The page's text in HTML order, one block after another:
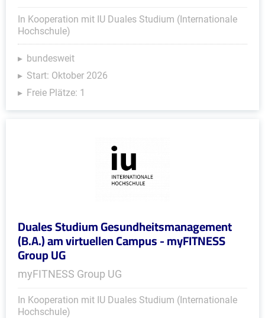
In Kooperation mit IU Duales Studium (Internationale
Hochschule)
bundesweit
Start: Oktober 2026
Freie Plätze: 1
Duales Studium Gesundheitsmanagement
(B.A.) am virtuellen Campus - myFITNESS
Group UG
myFITNESS Group UG
In Kooperation mit IU Duales Studium (Internationale
Hochschule)